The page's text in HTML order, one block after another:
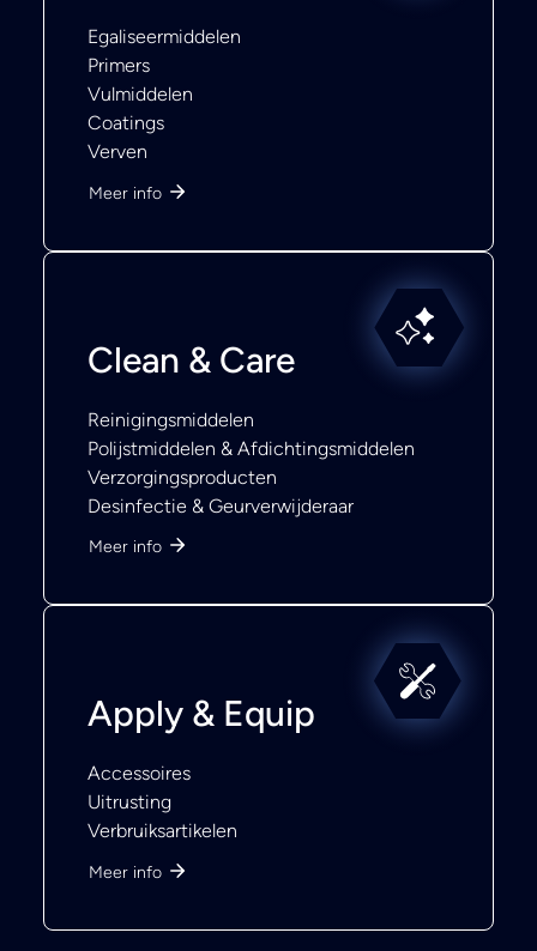
Egaliseermiddelen
Primers
Vulmiddelen
Coatings
Verven
Meer info
Clean & Care
Reinigingsmiddelen
Polijstmiddelen & Afdichtingsmiddelen
Verzorgingsproducten
Desinfectie & Geurverwijderaar
Meer info
Apply & Equip
Accessoires
Uitrusting
Verbruiksartikelen
Meer info